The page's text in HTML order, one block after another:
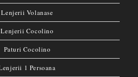
Lenjerii Volanase
Lenjerii Cocolino
Paturi Cocolino
1 Persoana